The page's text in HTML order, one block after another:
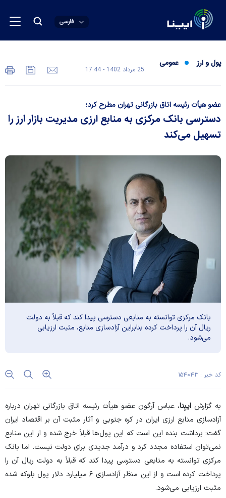
فارسی
پول و ارز عمومی
25 مرداد 1402 - 17:44
عضو هیأت رئیسه اتاق بازرگانی تهران مطرح کرد؛
دسترسی بانک مرکزی به منابع ارزی مدیریت بازار ارز را
تسهیل می‌کند
بانک مرکزی توانسته به منابعی دسترسی پیدا کند که قبلاً به دولت
ریال آن را پرداخت کرده بنابراین آزادسازی منابع، مثبت ارزیابی
می‌شود.
کد خبر : ۱۵۴۰۴۳
به گزارش ایبِنا، عباس آرگون عضو هیأت رئیسه اتاق بازرگانی تهران درباره
آزادسازی منابع ارزی ایران در کره جنوبی و آثار مثبت آن بر اقتصاد ایران
گفت: برداشت بنده این است که این پول‌ها قبلاً خرج شده و از این منابع
نمی‌توان استفاده مجدد کرد و درآمد جدیدی برای دولت نیست. اما بانک
مرکزی توانسته به منابعی دسترسی پیدا کند که قبلاً به دولت ریال آن را
پرداخت کرده است و از این منظر آزادسازی ۶ میلیارد دلار پول بلوکه شده
مثبت ارزیابی می‌شود.